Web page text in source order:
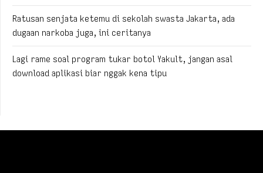
Ratusan senjata ketemu di sekolah swasta Jakarta, ada
dugaan narkoba juga, ini ceritanya
Lagi rame soal program tukar botol Yakult, jangan asal
download aplikasi biar nggak kena tipu